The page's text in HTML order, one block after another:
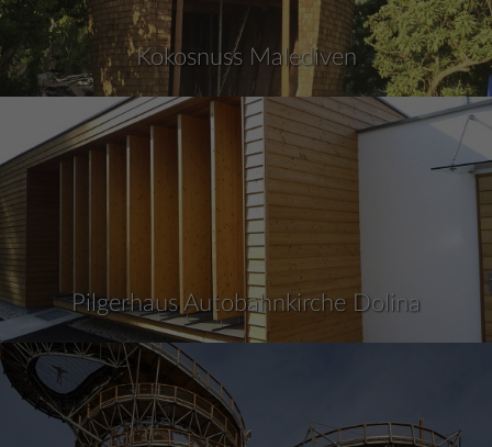
Kokosnuss Malediven
Pilgerhaus Autobahnkirche Dolina